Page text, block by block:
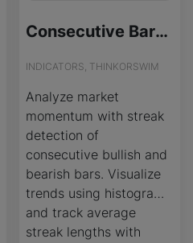
Consecutive Bars Analysis Indicator for ThinkOrSwim
INDICATORS, THINKORSWIM
Analyze market
momentum with streak
detection of
consecutive bullish and
bearish bars. Visualize
trends using histograms
and track average
streak lengths with